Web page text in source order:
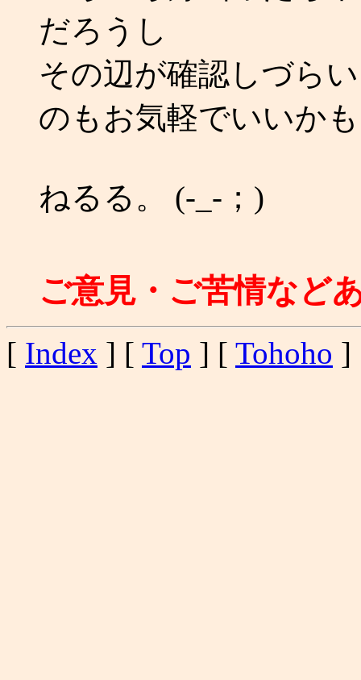
だろうし
その辺が確認しづら
のもお気軽でいいか
ねるる。 (-_-；)
ご意見・ご苦情など
[ Index ] [ Top ] [ Tohoho ]